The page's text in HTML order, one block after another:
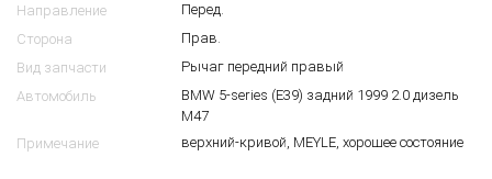
Направление
Перед.
Сторона
Прав.
Вид запчасти
Рычаг передний правый
Автомобиль
BMW 5-series (E39) задний 1999 2.0 дизель
M47
Примечание
верхний-кривой, MEYLE, хорошее состояние